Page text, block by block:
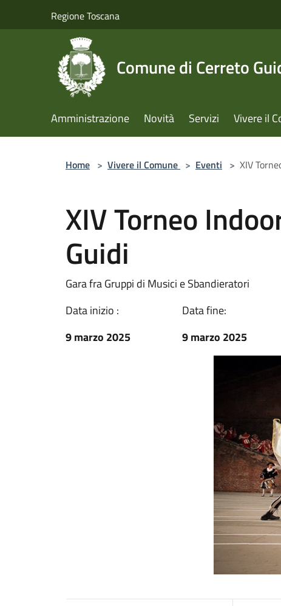
Regione Toscana
Comune di Cerreto
Amministrazione Novità Servizi Vivere il
Home > Vivere il Comune > Eventi > XIV
XIV Torneo
Guidi
Gara fra Gruppi di Musici e Sbandieratori
Data inizio :
9 marzo 2025
Data fine:
9 marzo 2025